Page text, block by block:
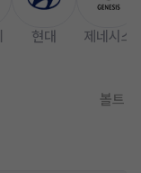
현대 제네시스
볼트